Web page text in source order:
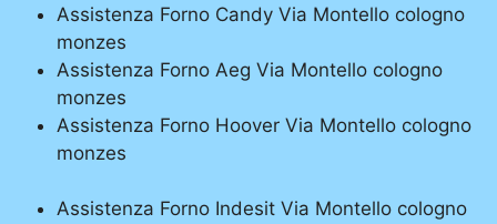
Assistenza Forno Candy Via Montello cologno
monzes
Assistenza Forno Aeg Via Montello cologno
monzes
Assistenza Forno Hoover Via Montello cologno
monzes
Assistenza Forno Indesit Via Montello cologno